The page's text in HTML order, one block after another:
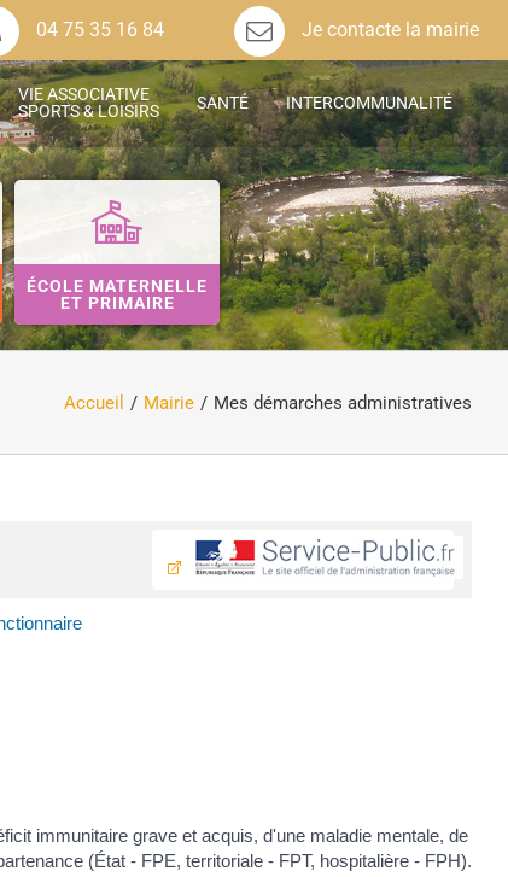
04 75 35 16 84 Je contacte la mairie
VIE ASSOCIATIVE
SPORTS & LOISIRS
SANTÉ INTERCOMMUNALITÉ
ÉCOLE MATERNELLE
ET PRIMAIRE
Accueil Mairie Mes démarches administratives
immunitaire grave et acquis, d'une maladie mentale, de
(État - FPE, territoriale - FPT, hospitalière - FPH).